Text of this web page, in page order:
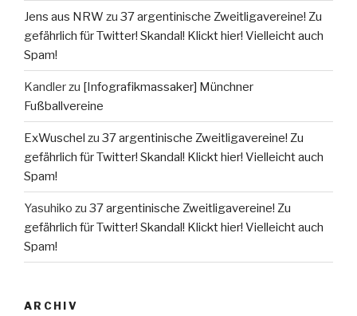
Jens aus NRW zu 37 argentinische Zweitligavereine! Zu
gefährlich für Twitter! Skandal! Klickt hier! Vielleicht auch
Spam!
Kandlerzu [Infografikmassaker] Münchner
Fußballvereine
ExWuschel zu 37 argentinische Zweitligavereine! Zu
gefährlich für Twitter! Skandal! Klickt hier! Vielleicht auch
Spam!
Yasuhiko zu 37 argentinische Zweitligavereine! Zu
gefährlich für Twitter! Skandal! Klickt hier! Vielleicht auch
Spam!
ARCHIV